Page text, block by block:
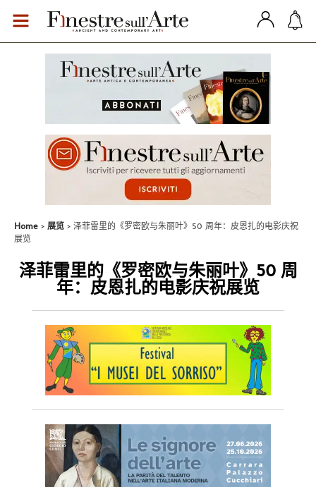
Home 展览
泽菲雷里的《罗密欧与朱丽叶》50 周年：皮恩扎的电影庆祝
展览
泽菲雷里的《罗密欧与朱丽叶》50 周
年：皮恩扎的电影庆祝展览